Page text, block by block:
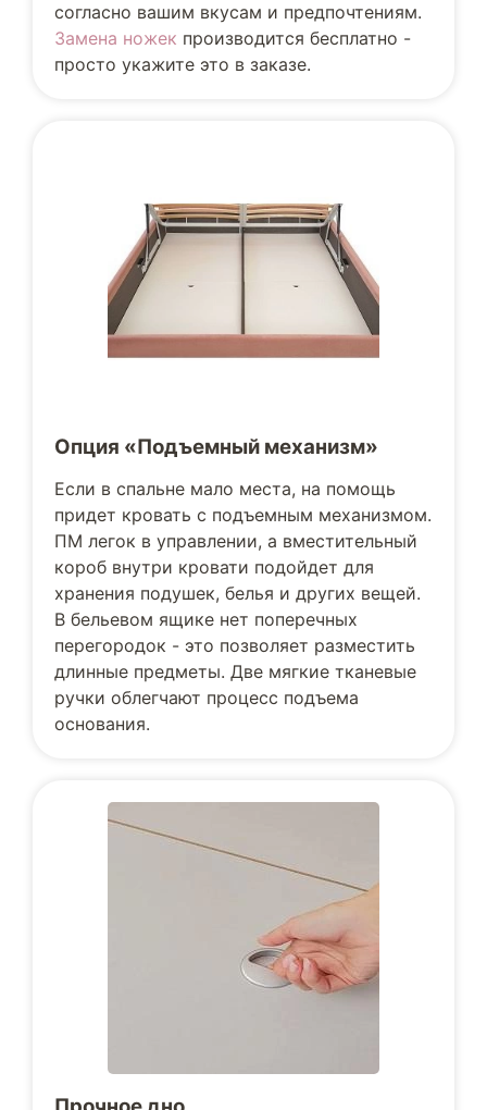
согласно вашим вкусам и предпочтениям.
Замена ножек производится бесплатно -
просто укажите это в заказе.
Опция «Подъемный механизм»
Если в спальне мало места, на помощь
придет кровать с подъемным механизмом.
ПМ легок в управлении, а вместительный
короб внутри кровати подойдет для
хранения подушек, белья и других вещей.
В бельевом ящике нет поперечных
перегородок - это позволяет разместить
длинные предметы. Две мягкие тканевые
ручки облегчают процесс подъема
основания.